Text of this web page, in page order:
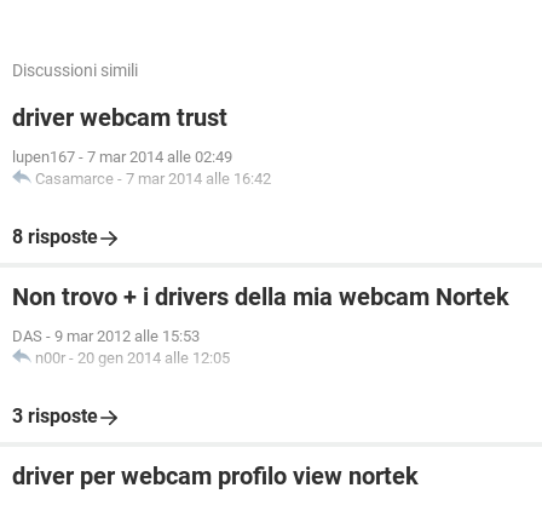
Discussioni simili
driver webcam trust
lupen167 - 7 mar 2014 alle 02:49
Casamarce - 7 mar 2014 alle 16:42
8 risposte
Non trovo + i drivers della mia webcam Nortek
DAS - 9 mar 2012 alle 15:53
n00r - 20 gen 2014 alle 12:05
3 risposte
driver per webcam profilo view nortek